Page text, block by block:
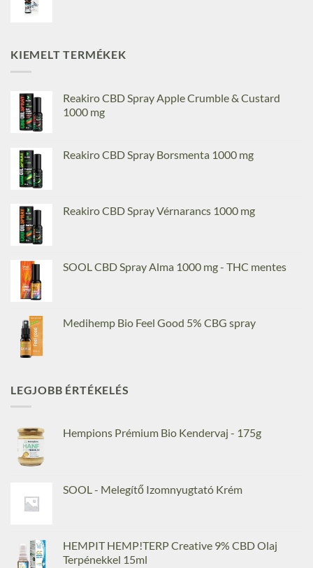
KIEMELT TERMÉKEK
Reakiro CBD Spray Apple Crumble & Custard
1000 mg
Reakiro CBD Spray Borsmenta 1000 mg
Reakiro CBD Spray Vérnarancs 1000 mg
SOOL CBD Spray Alma 1000 mg - THC mentes
Medihemp Bio Feel Good 5% CBG spray
LEGJOBB ÉRTÉKELÉS
Hempions Prémium Bio Kendervaj - 175g
SOOL - Melegítő Izomnyugtató Krém
HEMPIT HEMP!TERP Creative 9% CBD Olaj
Terpénekkel 15ml